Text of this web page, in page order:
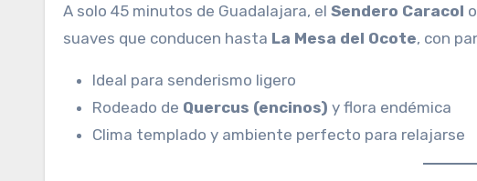
A solo 45 minutos de Guadalajara, el Sendero Caracol
suaves que conducen hasta La Mesa del Ocote, con
Ideal para senderismo ligero
Rodeado de Quercus (encinos) y flora endémica
Clima templado y ambiente perfecto para relajarse